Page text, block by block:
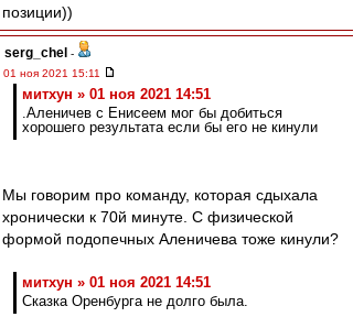
позиции))
serg_chel -
01 ноя 2021 15:11
митхун » 01 ноя 2021 14:51
.Аленичев с Енисеем мог бы добиться
хорошего результата если бы его не кинули
Мы говорим про команду, которая сдыхала
хронически к 70й минуте. С физической
формой подопечных Аленичева тоже кинули?
митхун » 01 ноя 2021 14:51
Сказка Оренбурга не долго была.